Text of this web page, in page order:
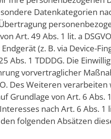
Datenkategorien
Art. 49 Abs. 1 lit. a
(z. B. via Device-
Abs. 1 TDDDG. Die
vorvertraglicher
Des Weiteren
von Art. 6 Abs. 1
nach Art. 6 Abs. 1
folgenden Absätzen